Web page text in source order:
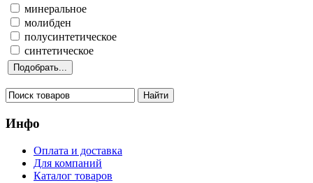
минеральное
молибден
полусинтетическое
синтетическое
Инфо
Оплата и доставка
Для компаний
Каталог товаров